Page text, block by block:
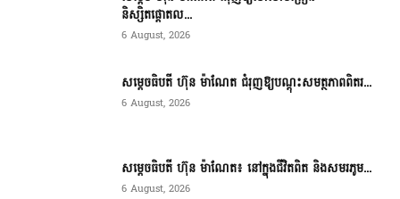
និស្សិតផ្តោតល...
6 August, 2026
សម្តេចធិបតី ហ៊ុន ម៉ាណែត ជំរុញឱ្យបណ្តុះសមត្ថភាពពិតរ...
6 August, 2026
សម្តេចធិបតី ហ៊ុន ម៉ាណែត៖ នៅក្នុងជីវិតពិត និងសមរភូម...
6 August, 2026